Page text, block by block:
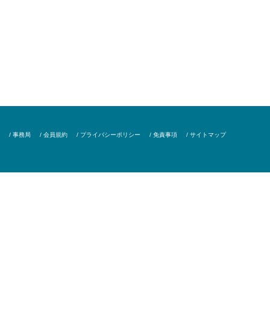
/ 事務局 / 会員規約 / プライバシーポリシー / 免責事項 / サイトマップ